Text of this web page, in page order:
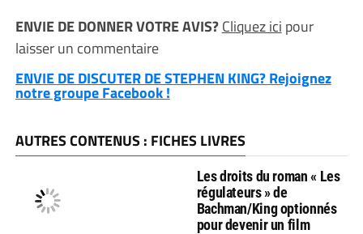
ENVIE DE DONNER VOTRE AVIS?Cliquez ici pour
laisser un commentaire
ENVIE DE DISCUTER DE STEPHEN KING? Rejoignez
notre groupe Facebook !
AUTRES CONTENUS : FICHES LIVRES
Les droits du roman « Les
régulateurs » de
Bachman/King optionnés
pour devenir un film